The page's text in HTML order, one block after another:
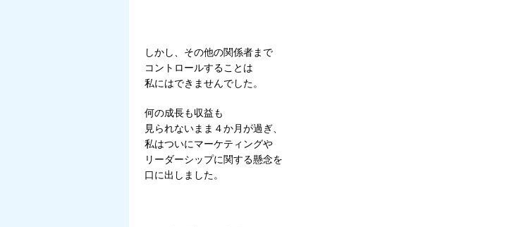
しかし、その他の関係者まで
コントロールすることは
私にはできませんでした。
何の成長も収益も
見られないまま４か月が過ぎ、
私はついにマーケティングや
リーダーシップに関する懸念を
口に出しました。